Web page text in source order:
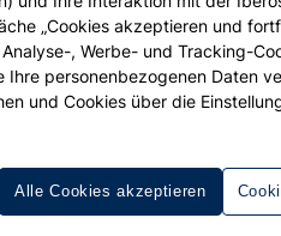
mit leichtem Gepäck
„Cookies akzeptieren und
, Werbe- und Tracking-
Ihre personenbezogenen Daten
und Cookies über die
Alle Cookies akzeptieren